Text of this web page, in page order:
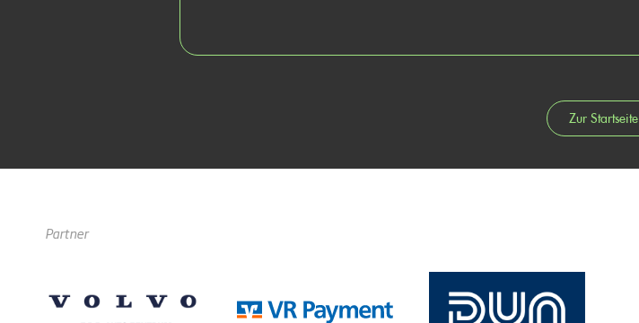
Zur Startseite
Partner